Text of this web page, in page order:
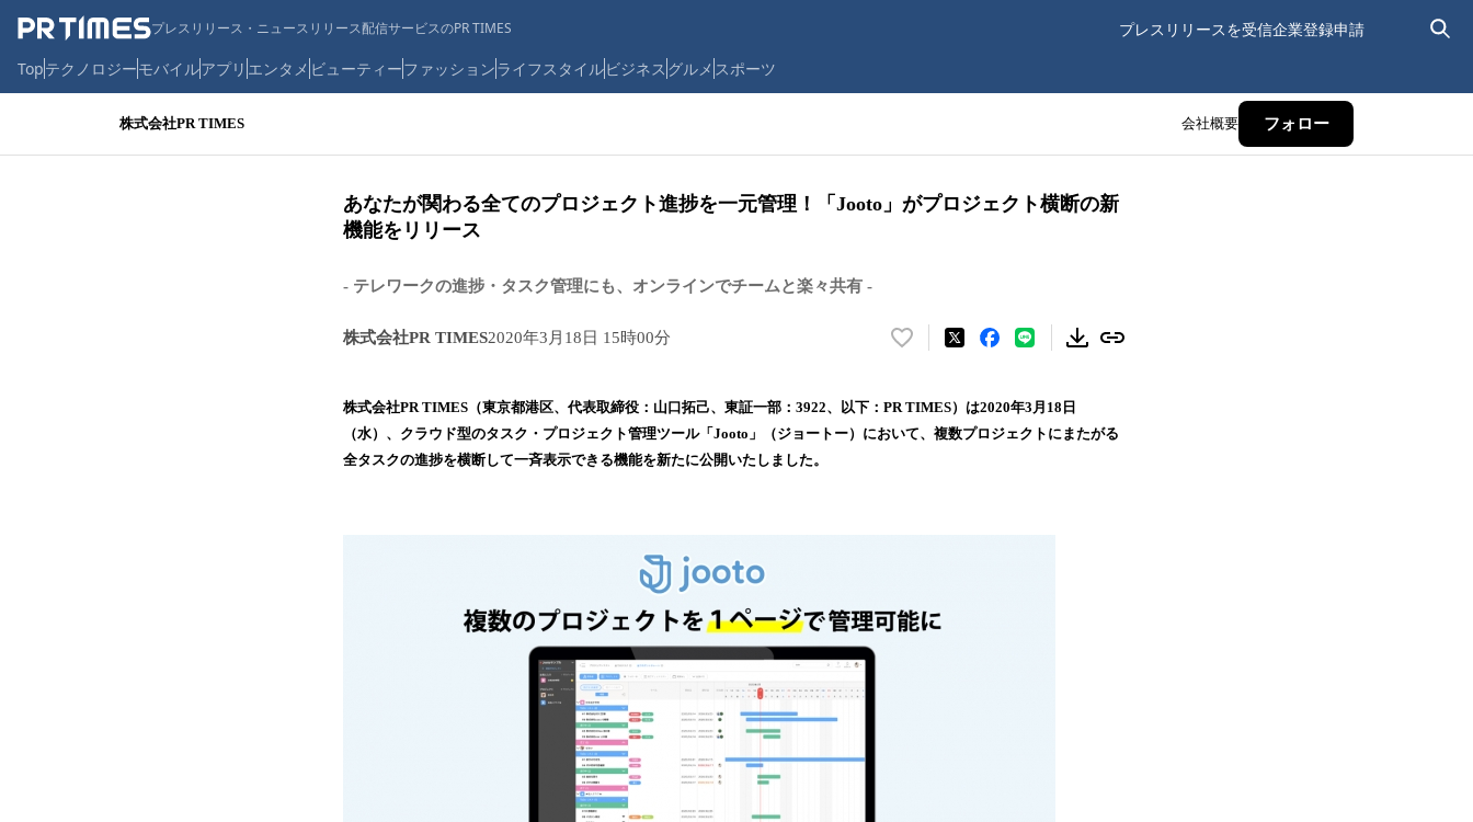
プレスリリース・ニュースリリース配信サービスのPR TIMES プレスリリースを受信企業登録申請
Topテクノロジーモバイルアプリ エンタメ ビューティーファッションライフスタイルビジネス グルメ スポーツ
株式会社PR TIMES 会社概要 フォロー
あなたが関わる全てのプロジェクト進捗を一元管理！「Jooto」がプロジェクト横断の新
機能をリリース
‐ テレワークの進捗・タスク管理にも、オンラインでチームと楽々共有 ‐
株式会社PR TIMES2020年3月18日 15時00分
い
！
数
す
株式会社PR TIMES（東京都港区、代表取締役：山口拓己、東証一部：3922、以下：PR TIMES）は2020年3月18日
（水）、クラウド型のタスク・プロジェクト管理ツール「Jooto」（ジョートー）において、複数プロジェクトにまたがる
全タスクの進捗を横断して一斉表示できる機能を新たに公開いたしました。